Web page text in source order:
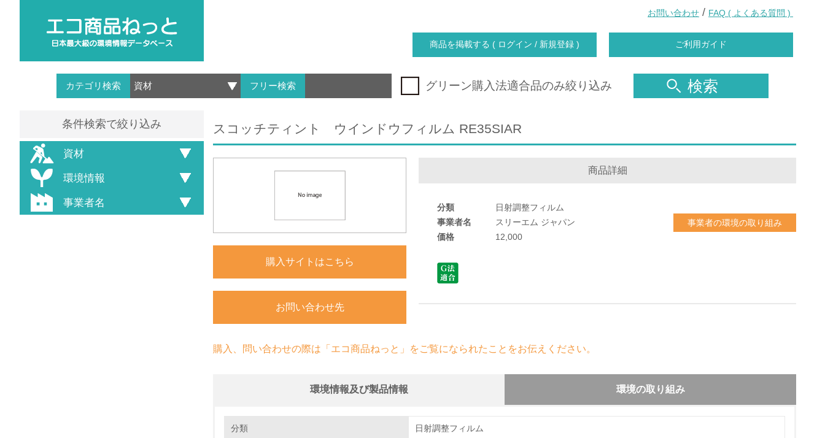
お問い合わせ / FAQ ( よくある質問 )
商品を掲載する ( ログイン / 新規登録 ) ご利用ガイド
カテゴリ検索 フリー検索 グリーン購入法適合品のみ絞り込み 検索
条件検索で絞り込み
資材
環境情報
事業者名
スコッチティント ウインドウフィルム RE35SIAR
購入サイトはこちら
お問い合わせ先
商品詳細
分類
日射調整フィルム
事業者名
スリーエム ジャパン
価格
12,000
事業者の環境の取り組み
購入、問い合わせの際は「エコ商品ねっと」をご覧になられたことをお伝えください。
環境情報及び製品情報 環境の取り組み
分類 日射調整フィルム